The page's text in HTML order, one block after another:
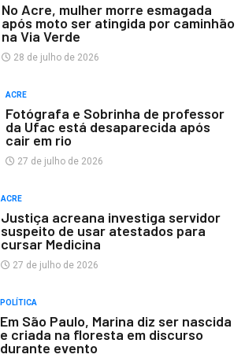
No Acre, mulher morre esmagada
após moto ser atingida por caminhão
na Via Verde
28 de julho de 2026
ACRE
Fotógrafa e Sobrinha de professor
da Ufac está desaparecida após
cair em rio
27 de julho de 2026
ACRE
Justiça acreana investiga servidor
suspeito de usar atestados para
cursar Medicina
27 de julho de 2026
POLÍTICA
Em São Paulo, Marina diz ser nascida
e criada na floresta em discurso
durante evento